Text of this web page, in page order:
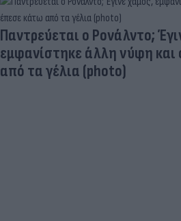
Παντρεύεται ο Ρονάλντο;
εμφανίστηκε άλλη νύφη και
από τα γέλια (photo)